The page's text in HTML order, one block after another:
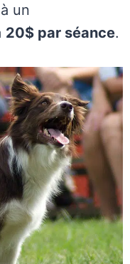
un
20$ par séance.